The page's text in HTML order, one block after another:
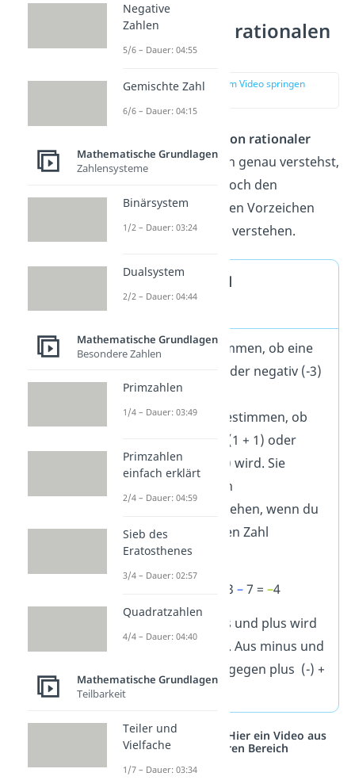
Addition von rationalen
Zahlen
zur Stelle im Video springen
Addition rationaler
Zahlenan Beispielen genau verstehst,
solltest du vorher noch den
Unterschied zwischen Vorzeichen
und Rechenzeichen verstehen.
Vorzeichen und
Rechenzeichen
Vorzeichenbestimmen, ob eine
Zahl positiv (+4) oder negativ (-3)
ist.
Rechenzeichen
bestimmen, ob
eine Zahl addiert (1 + 1) oder
subtrahiert (1 – 1) wird. Sie
können aber auch
nebeneinander stehen, wenn du
mit einer negativen Zahl
rechnest:
7) = 3–7 =–4
Merke:
Aus minus und plus wird
minus (-) + (+) = -. Aus minus und
minus wird dahingegen plus (-) +
(-) = +.
Studyflix vernetzt: Hier ein Video aus
einem anderen Bereich
Negative
Zahlen
5/6 – Dauer: 04:55
Gemischte Zahl
6/6 – Dauer: 04:15
Mathematische Grundlagen
Zahlensysteme
Binärsystem
1/2 – Dauer: 03:24
Dualsystem
2/2 – Dauer: 04:44
Mathematische Grundlagen
Besondere Zahlen
Primzahlen
1/4 – Dauer: 03:49
Primzahlen
einfach erklärt
2/4 – Dauer: 04:59
Sieb des
Eratosthenes
3/4 – Dauer: 02:57
Quadratzahlen
4/4 – Dauer: 04:40
Mathematische Grundlagen
Teilbarkeit
Teiler und
Vielfache
1/7 – Dauer: 03:34